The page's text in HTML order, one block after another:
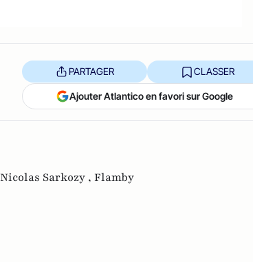
PARTAGER CLASSER
Ajouter Atlantico en favori sur Google
Nicolas Sarkozy , Flamby